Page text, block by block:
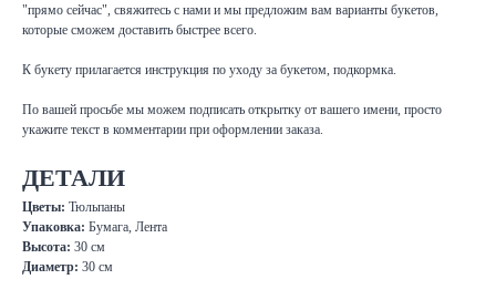
"прямо сейчас", свяжитесь с нами и мы предложим вам варианты букетов,
которые сможем доставить быстрее всего.
К букету прилагается инструкция по уходу за букетом, подкормка.
По вашей просьбе мы можем подписать открытку от вашего имени, просто
укажите текст в комментарии при оформлении заказа.
ДЕТАЛИ
Цветы: Тюльпаны
Упаковка: Бумага, Лента
Высота: 30 см
Диаметр: 30 см